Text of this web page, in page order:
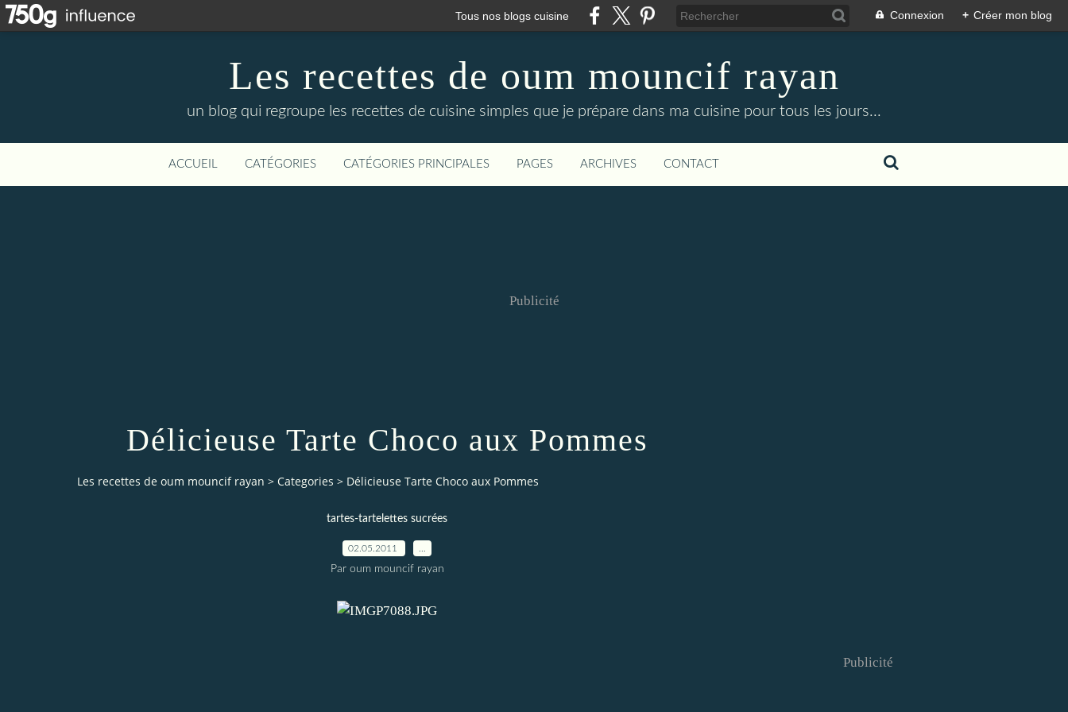
Tous nos blogs cuisine Connexion + Créer mon blog
Les recettes de oum mouncif rayan
un blog qui regroupe les recettes de cuisine simples que je prépare dans ma cuisine pour tous les jours...
ACCUEIL CATÉGORIES CATÉGORIES PRINCIPALES PAGES ARCHIVES CONTACT
Publicité
Délicieuse Tarte Choco aux Pommes
Les recettes de oum mouncif rayan > Categories > Délicieuse Tarte Choco aux Pommes
tartes-tartelettes sucrées
02.05.2011
Par oum mouncif rayan
Publicité